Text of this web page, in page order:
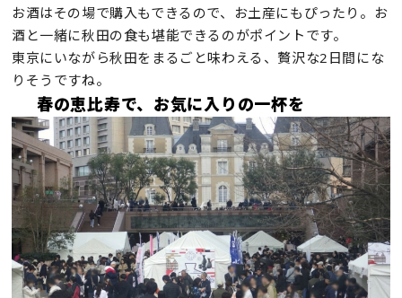
お酒はその場で購入もできるので、お土産にもぴったり。お
酒と一緒に秋田の食も堪能できるのがポイントです。
東京にいながら秋田をまるごと味わえる、贅沢な2日間にな
りそうですね。
春の恵比寿で、お気に入りの一杯を